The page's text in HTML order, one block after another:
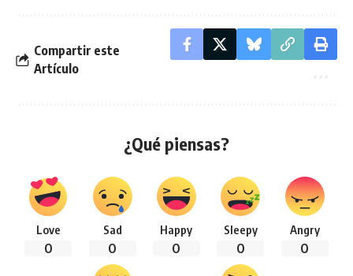
Compartir este
Artículo
¿Qué piensas?
Love
0
Sad
0
Happy
0
Sleepy
0
Angry
0